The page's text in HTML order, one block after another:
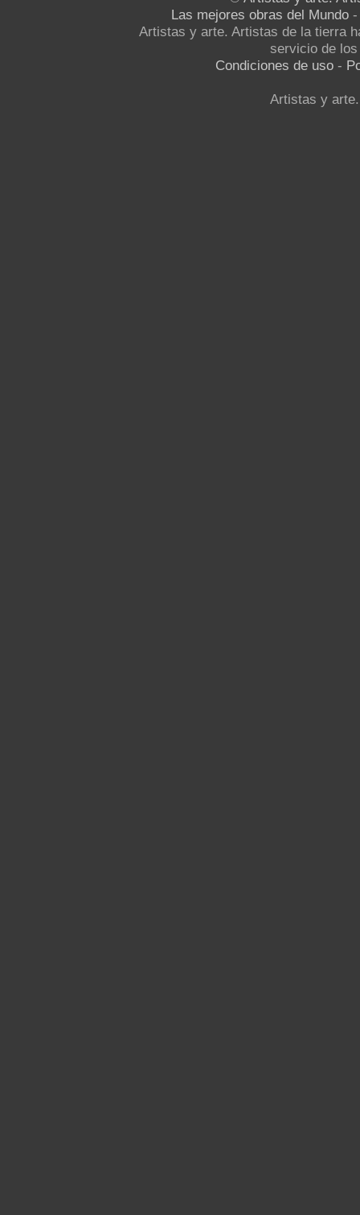
Las mejores obras del Mundo
Artistas y arte. Artistas de la tierra
servicio de
Condiciones de uso -
Artistas y